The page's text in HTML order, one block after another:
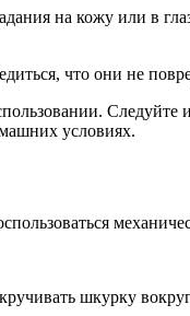
на кожу или в
что они не
Следуйте
условиях.
шкурку